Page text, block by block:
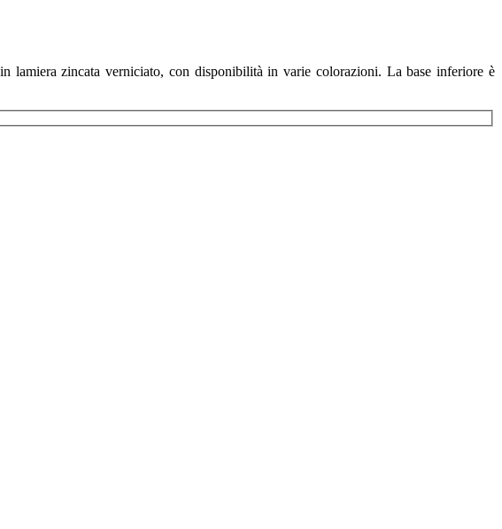
lamiera zincata verniciato, con disponibilità in varie colorazioni. La base inferiore è